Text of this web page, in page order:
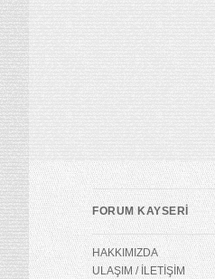
FORUM KAYSERİ
HAKKIMIZDA
ULAŞIM / İLETİŞİM